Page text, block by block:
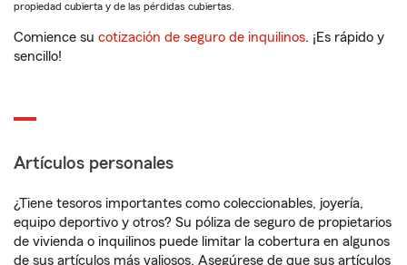
propiedad cubierta y de las pérdidas cubiertas.
Comience su cotización de seguro de inquilinos. ¡Es rápido y
sencillo!
Artículos personales
¿Tiene tesoros importantes como coleccionables, joyería,
equipo deportivo y otros? Su póliza de seguro de propietarios
de vivienda o inquilinos puede limitar la cobertura en algunos
de sus artículos más valiosos. Asegúrese de que sus artículos